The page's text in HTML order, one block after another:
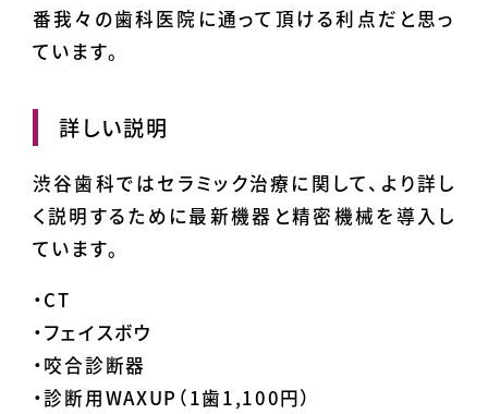
番我々の歯科医院に通って頂ける利点だと思っ
ています。
詳しい説明
渋谷歯科ではセラミック治療に関して、より詳し
く説明するために最新機器と精密機械を導入し
ています。
・CT
・フェイスボウ
・咬合診断器
・診断用WAXUP（1歯1,100円）